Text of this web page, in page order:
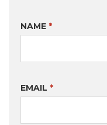
NAME *
EMAIL *